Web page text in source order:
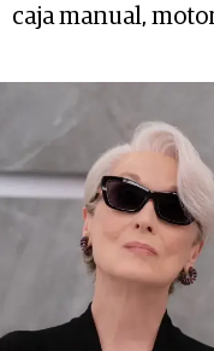
caja manual,